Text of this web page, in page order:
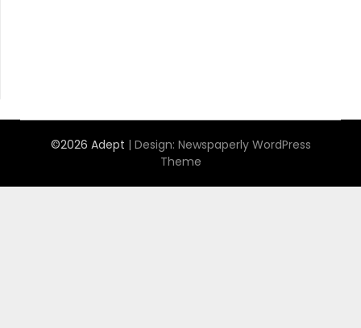
©2026 Adept | Design: Newspaperly WordPress
Theme